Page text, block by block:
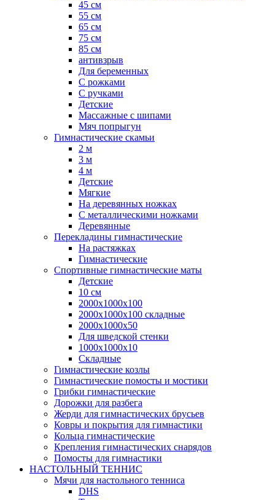
45 см
55 см
65 см
75 см
85 см
антивзрыв
Для беременных
С рожками
С ручками
Детские
Массажные с шипами
Мяч попрыгун
Гимнастические скамьи
2 м
3 м
4 м
Детские
Мягкие
На деревянных ножках
С металлическими ножками
Деревянные
Перекладины гимнастические
На растяжках
Гимнастические
Спортивные гимнастические маты
Детские
10 см
2000х1000х100
2000х1000х100 складные
2000х1000х50
Для шведской стенки
1000х1000х10
Складные
Гимнастические козлы
Гимнастические помосты и мостики
Грибки гимнастические
Дорожки для разбега
Жерди для гимнастических брусьев
Ковры и покрытия для гимнастики
Кольца гимнастические
Крепления гимнастических снарядов
Помосты для гимнастики
НАСТОЛЬНЫЙ ТЕННИС
Мячи для настольного тенниса
DHS